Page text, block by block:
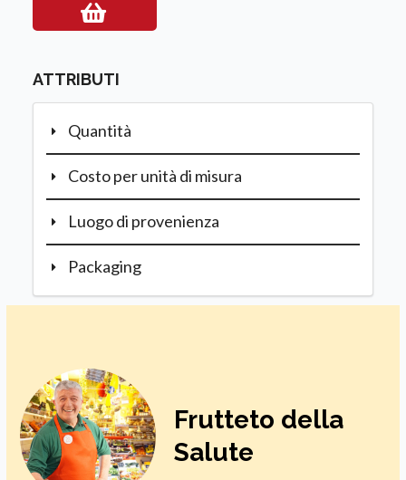
ATTRIBUTI
Quantità
Costo per unità di misura
Luogo di provenienza
Packaging
Frutteto della
Salute